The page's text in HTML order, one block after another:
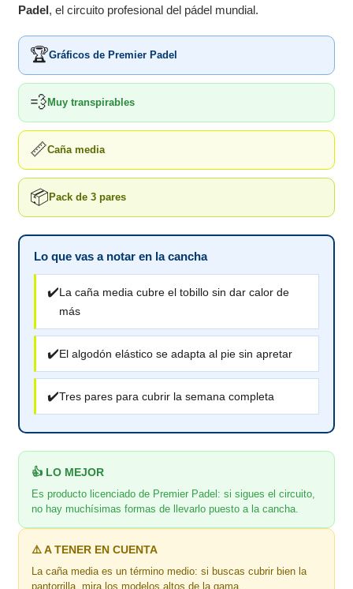
Padel, el circuito profesional del pádel mundial.
🏆Gráficos de Premier Padel
💨Muy transpirables
📏Caña media
📦Pack de 3 pares
Lo que vas a notar en la cancha
✔️La caña media cubre el tobillo sin dar calor de
más
✔️El algodón elástico se adapta al pie sin apretar
✔️Tres pares para cubrir la semana completa
👍 LO MEJOR
Es producto licenciado de Premier Padel: si sigues el circuito,
no hay muchísimas formas de llevarlo puesto a la cancha.
⚠️ A TENER EN CUENTA
La caña media es un término medio: si buscas cubrir bien la
pantorrilla, mira los modelos altos de la gama.